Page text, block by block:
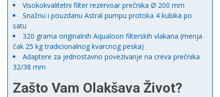
Visokokvalitetni filter rezervoar prečnika Ø 200 mm
Snažnu i pouzdanu Astral pumpu protoka 4 kubika po
satu
320 grama originalnih Aqualoon filterskih vlakana (menja
čak 25 kg tradicionalnog kvarcnog peska)
Adaptere za jednostavno povezivanje na creva prečnika
32/38 mm
Zašto Vam Olakšava Život?